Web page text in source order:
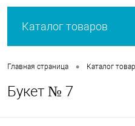
Каталог товаров
Главная страница • Каталог
Букет № 7